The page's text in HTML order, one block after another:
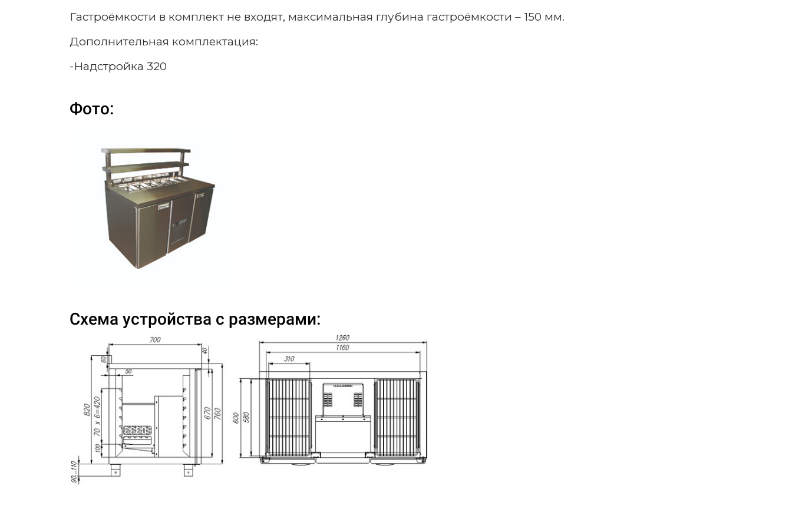
Гастроёмкости в комплект не входят, максимальная глубина гастроёмкости – 150 мм.
Дополнительная комплектация:
-Надстройка 320
Фото:
Схема устройства с размерами: